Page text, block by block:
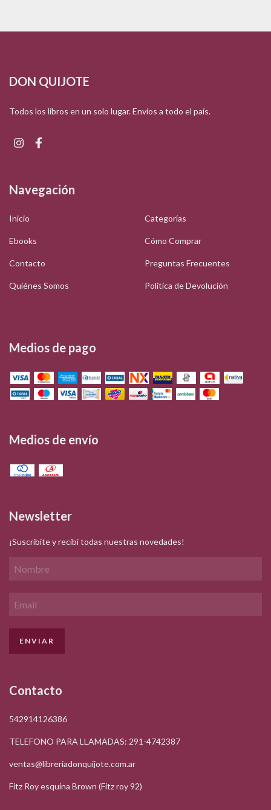
DON QUIJOTE
Todos los libros en un solo lugar. Envíos a todo el país.
Navegación
Inicio Categorías
Ebooks Cómo Comprar
Contacto Preguntas Frecuentes
Quiénes Somos Política de Devolución
Medios de pago
Medios de envío
Newsletter
¡Suscribite y recibí todas nuestras novedades!
Contacto
542914126386
TELEFONO PARA LLAMADAS: 291-4742387
ventas@libreriadonquijote.com.ar
Fitz Roy esquina Brown (Fitz roy 92)